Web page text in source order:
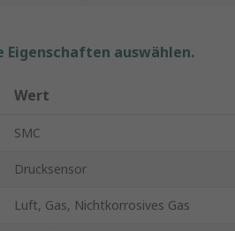
Eigenschaften auswählen.
Wert
SMC
Drucksensor
Luft, Gas, Nichtkorrosives Gas